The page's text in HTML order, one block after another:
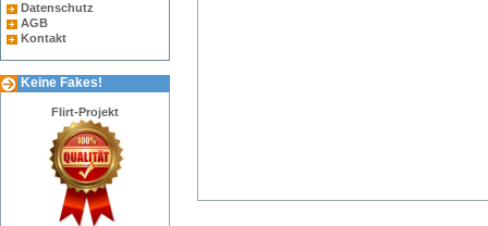
Datenschutz
AGB
Kontakt
Keine Fakes!
Flirt-Projekt